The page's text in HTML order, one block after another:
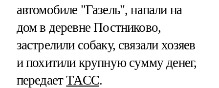
автомобиле "Газель", напали на
дом в деревне Постниково,
застрелили собаку, связали хозяев
и похитили крупную сумму денег,
передаетТАСС.